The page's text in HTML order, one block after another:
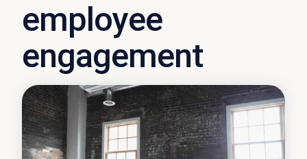
employee
engagement